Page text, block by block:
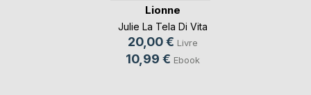
Lionne
Julie La Tela Di Vita
20,00 € Livre
10,99 € Ebook